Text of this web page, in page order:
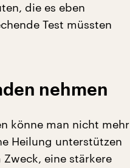
die es eben
Test müssten
nehmen
könne man nicht mehr
Heilung unterstützen
eine stärkere